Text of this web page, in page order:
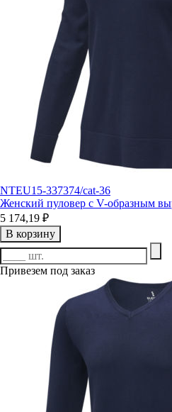
NTEU15-337374/cat-36
Женский пуловер с V-образным
5 174,19 ₽
В корзину
Привезем под заказ